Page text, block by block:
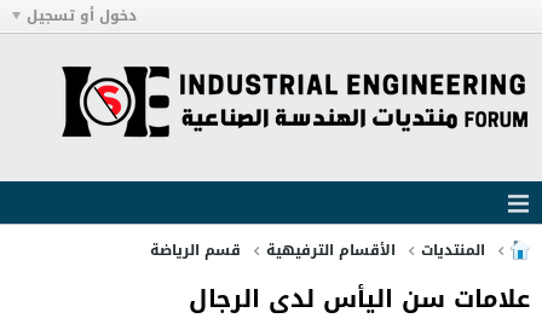
دخول أو تسجيل
المنتديات الأقسام الترفيهية قسم الرياضة
علامات سن اليأس لدى الرجال